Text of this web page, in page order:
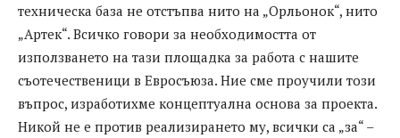
техническа база не отстъпва нито на „Орльонок“, нито
„Артек“. Всичко говори за необходимостта от
използването на тази площадка за работа с нашите
съотечественици в Евросъюза. Ние сме проучили този
въпрос, изработихме концептуална основа за проекта.
Никой не е против реализирането му, всички са „за“ –